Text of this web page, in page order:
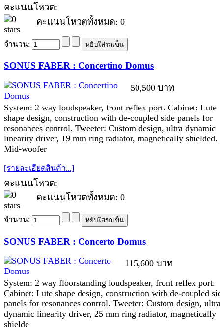
คะแนนโหวต:
คะแนนโหวตทั้งหมด: 0
จำนวน:
SONUS FABER : Concertino Domus
50,500 บาท
System: 2 way loudspeaker, front reflex port. Cabinet: Lute
shape design, construction with de-coupled side panels for
resonances control. Tweeter: Custom design, ultra dynamic
linearity driver, 19 mm ring radiator, magnetically shielded.
Mid-woofer
[รายละเอียดสินค้า...]
คะแนนโหวต:
คะแนนโหวตทั้งหมด: 0
จำนวน:
SONUS FABER : Concerto Domus
115,600 บาท
System: 2 way floorstanding loudspeaker, front reflex port.
Cabinet: Lute shape design, construction with de-coupled
panels for resonances control. Tweeter: Custom design, ultra
dynamic linearity driver, 25 mm ring radiator, magnetically
shielde